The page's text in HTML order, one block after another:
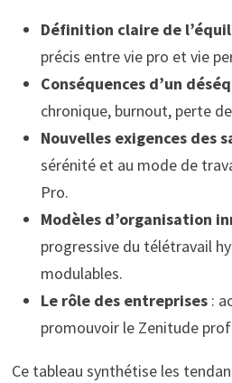
Définition claire de
précis entre vie pro et vie
Conséquences d’un
chronique, burnout, perte
Nouvelles exigences des
sérénité et au mode de
Pro.
Modèles d’organisation
progressive du télétravail
modulables.
Le rôle des entreprises:
promouvoir le Zenitude
Ce tableau synthétise les